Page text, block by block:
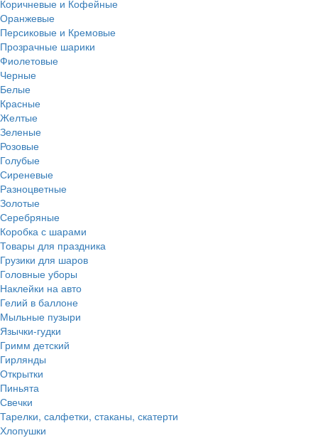
Коричневые и Кофейные
Оранжевые
Персиковые и Кремовые
Прозрачные шарики
Фиолетовые
Черные
Белые
Красные
Желтые
Зеленые
Розовые
Голубые
Сиреневые
Разноцветные
Золотые
Серебряные
Коробка с шарами
Товары для праздника
Грузики для шаров
Головные уборы
Наклейки на авто
Гелий в баллоне
Мыльные пузыри
Язычки-гудки
Гримм детский
Гирлянды
Открытки
Пиньята
Свечки
Тарелки, салфетки, стаканы, скатерти
Хлопушки